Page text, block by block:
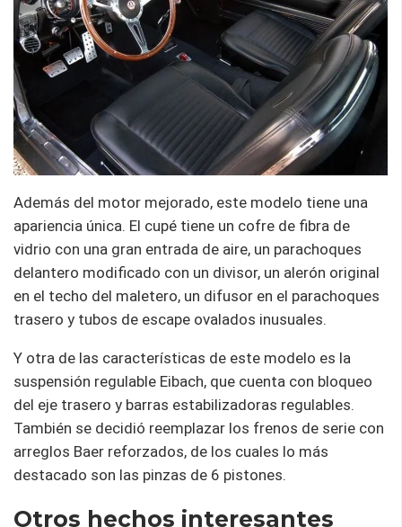
Además del motor mejorado, este modelo tiene una
apariencia única. El cupé tiene un cofre de fibra de
vidrio con una gran entrada de aire, un parachoques
delantero modificado con un divisor, un alerón original
en el techo del maletero, un difusor en el parachoques
trasero y tubos de escape ovalados inusuales.
Y otra de las características de este modelo es la
suspensión regulable Eibach, que cuenta con bloqueo
del eje trasero y barras estabilizadoras regulables.
También se decidió reemplazar los frenos de serie con
arreglos Baer reforzados, de los cuales lo más
destacado son las pinzas de 6 pistones.
Otros hechos interesantes